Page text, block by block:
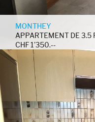
MONTHEY
APPARTEMENT DE 3.5
CHF 1'350.--